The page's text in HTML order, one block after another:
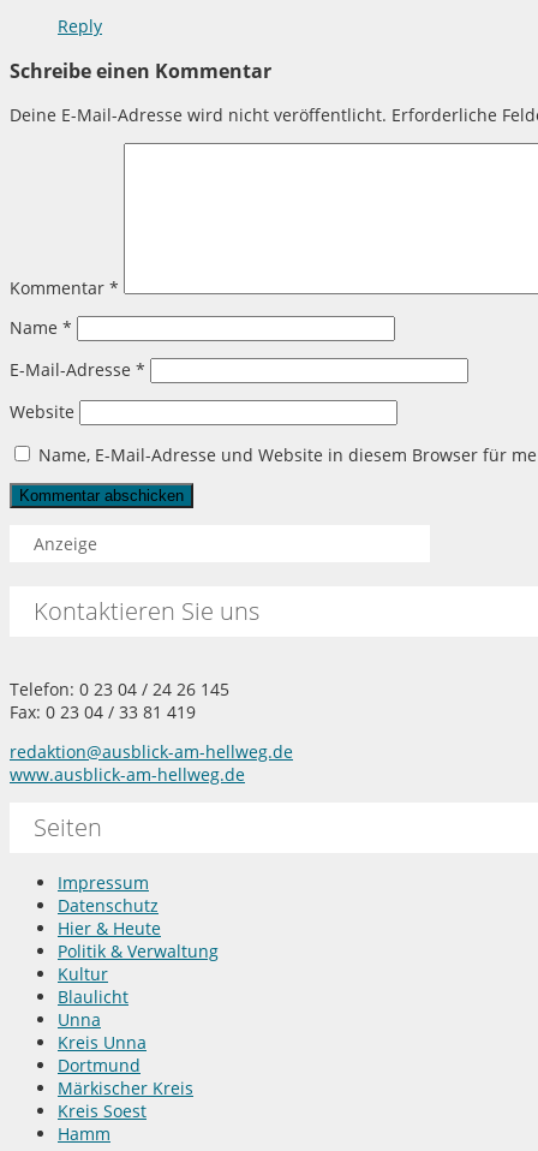
Reply
Schreibe einen Kommentar
Deine E-Mail-Adresse wird nicht veröffentlicht. Erforderliche
Kommentar *
Name *
E-Mail-Adresse *
Website
Name, E-Mail-Adresse und Website in diesem Browser für
Anzeige
Kontaktieren Sie uns
Telefon: 0 23 04 / 24 26 145
Fax: 0 23 04 / 33 81 419
redaktion@ausblick-am-hellweg.de
www.ausblick-am-hellweg.de
Seiten
Impressum
Datenschutz
Hier & Heute
Politik & Verwaltung
Kultur
Blaulicht
Unna
Kreis Unna
Dortmund
Märkischer Kreis
Kreis Soest
Hamm